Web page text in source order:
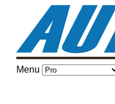
Menu